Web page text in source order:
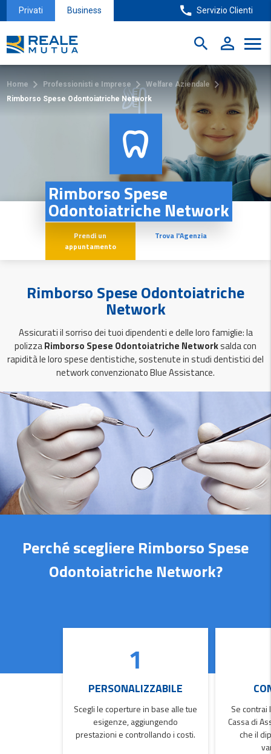
Privati Business Servizio Clienti
Home Professionisti e Imprese
Welfare Aziendale
Rimborso Spese Odontoiatriche Network
Rimborso Spese
Odontoiatriche Network
Prendi un
appuntamento
Trova l'Agenzia
Rimborso Spese Odontoiatriche
Network
Assicurati il sorriso dei tuoi dipendenti e delle loro famiglie: la
polizzaRimborso Spese Odontoiatriche Networksalda con
rapidità le loro spese dentistiche, sostenute in studi dentistici del
network convenzionato Blue Assistance.
Perché scegliere Rimborso Spese
Odontoiatriche Network?
1
PERSONALIZZABILE
Scegli le coperture in base alle tue
esigenze, aggiungendo
prestazioni e controllando i costi.
Se contrai
Cassa di
che il